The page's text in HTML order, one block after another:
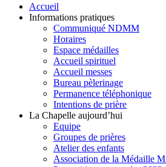
Accueil
Informations pratiques
Communiqué NDMM
Horaires
Espace médailles
Accueil spirituel
Accueil messes
Bureau pèlerinage
Permanence téléphonique
Intentions de prière
La Chapelle aujourd’hui
Equipe
Groupes de prières
Atelier des enfants
Association de la Médaille